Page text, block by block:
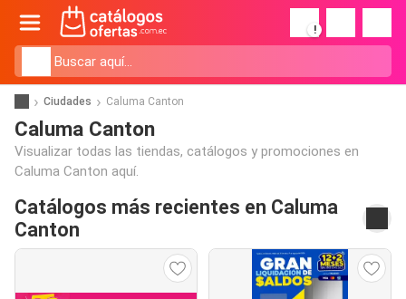
!
Ciudades Caluma Canton
Caluma Canton
Visualizar todas las tiendas, catálogos y promociones en
Caluma Canton aquí.
Catálogos más recientes en Caluma
Canton